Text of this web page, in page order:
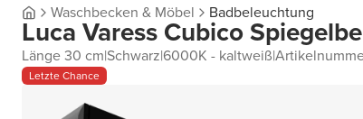
Waschbecken & Möbel Badbeleuchtung
Luca Varess Cubico
Länge 30 cm|Schwarz|6000K - kaltweiß|
Letzte Chance